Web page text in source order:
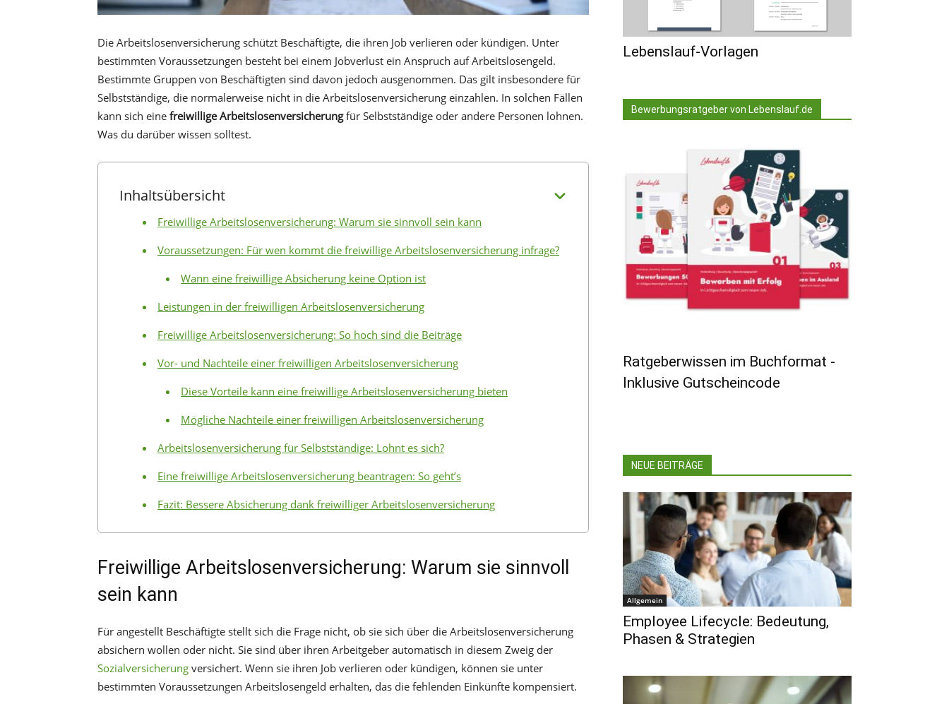
Die Arbeitslosenversicherung schützt Beschäftigte, die ihren Job verlieren oder kündigen. Unter
bestimmten Voraussetzungen besteht bei einem Jobverlust ein Anspruch auf Arbeitslosengeld.
Bestimmte Gruppen von Beschäftigten sind davon jedoch ausgenommen. Das gilt insbesondere für
Selbstständige, die normalerweise nicht in die Arbeitslosenversicherung einzahlen. In solchen Fällen
kann sich eine freiwillige Arbeitslosenversicherungfür Selbstständige oder andere Personen lohnen.
Was du darüber wissen solltest.
Inhaltsübersicht
Freiwillige Arbeitslosenversicherung: Warum sie sinnvoll sein kann
Voraussetzungen: Für wen kommt die freiwillige Arbeitslosenversicherung infrage?
Wann eine freiwillige Absicherung keine Option ist
Leistungen in der freiwilligen Arbeitslosenversicherung
Freiwillige Arbeitslosenversicherung: So hoch sind die Beiträge
Vor- und Nachteile einer freiwilligen Arbeitslosenversicherung
Diese Vorteile kann eine freiwillige Arbeitslosenversicherung bieten
Mögliche Nachteile einer freiwilligen Arbeitslosenversicherung
Arbeitslosenversicherung für Selbstständige: Lohnt es sich?
Eine freiwillige Arbeitslosenversicherung beantragen: So geht’s
Fazit: Bessere Absicherung dank freiwilliger Arbeitslosenversicherung
Freiwillige Arbeitslosenversicherung: Warum sie sinnvoll
sein kann
Für angestellt Beschäftigte stellt sich die Frage nicht, ob sie sich über die Arbeitslosenversicherung
absichern wollen oder nicht. Sie sind über ihren Arbeitgeber automatisch in diesem Zweig der
Sozialversicherung versichert. Wenn sie ihren Job verlieren oder kündigen, können sie unter
bestimmten Voraussetzungen Arbeitslosengeld erhalten, das die fehlenden Einkünfte kompensiert.
Lebenslauf-Vorlagen
Bewerbungsratgeber von Lebenslauf.de
Ratgeberwissen im Buchformat -
Inklusive Gutscheincode
NEUE BEITRÄGE
Allgemein
Employee Lifecycle: Bedeutung,
Phasen & Strategien